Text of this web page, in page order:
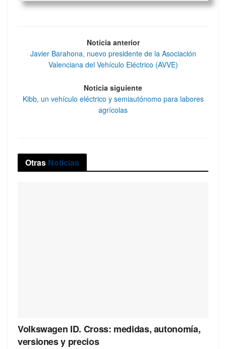
Noticia anterior
Javier Barahona, nuevo presidente de la Asociación
Valenciana del Vehículo Eléctrico (AVVE)
Noticia siguiente
Kibb, un vehículo eléctrico y semiautónomo para labores
agrícolas
Otras Noticias
Volkswagen ID. Cross: medidas, autonomía,
versiones y precios